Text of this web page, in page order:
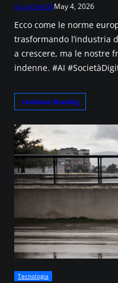
ai.portale3dMay 4, 2026
Ecco come le norme
trasformando l’industria
a crescere, ma le nostre
indenne. #AI
Continue Reading
Tecnologia